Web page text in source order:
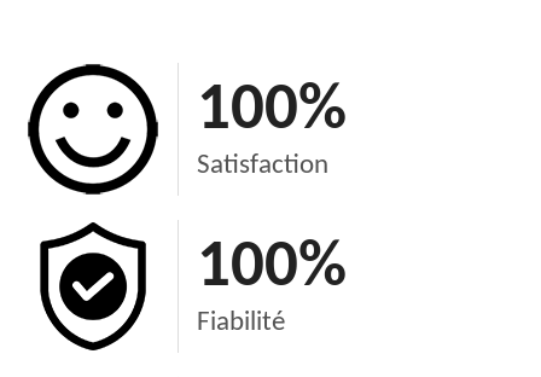
100%
Satisfaction
100%
Fiabilité